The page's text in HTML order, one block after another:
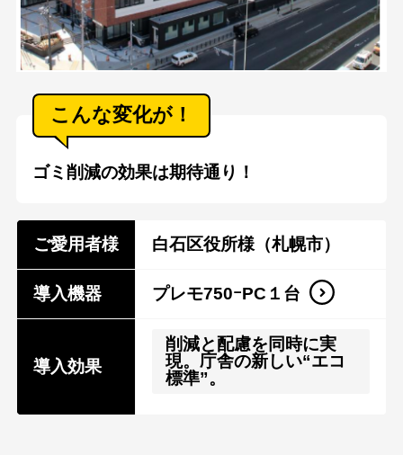
お問い合わせ
こんな変化が！
ゴミ削減の効果は期待通り！
ご愛用者様 白石区役所様（札幌市）
導入機器 プレモ750ｰPC１台​
導入効果
削減と配慮を同時に実
現。庁舎の新しい“エコ
標準”。